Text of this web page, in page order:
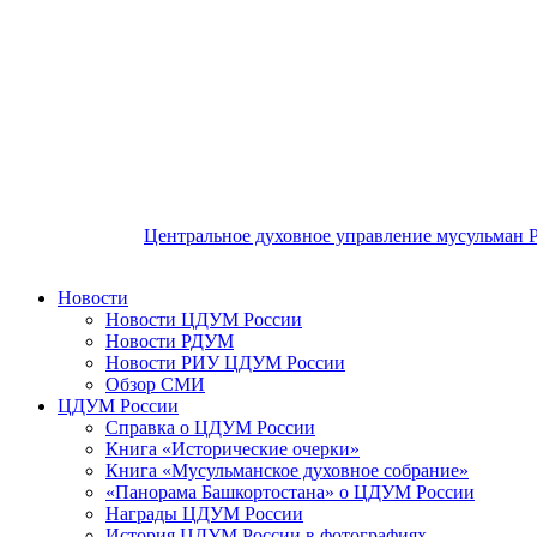
Центральное духовное управление мусульман
Новости
Новости ЦДУМ России
Новости РДУМ
Новости РИУ ЦДУМ России
Обзор СМИ
ЦДУМ России
Справка о ЦДУМ России
Книга «Исторические очерки»
Книга «Мусульманское духовное собрание»
«Панорама Башкортостана» о ЦДУМ России
Награды ЦДУМ России